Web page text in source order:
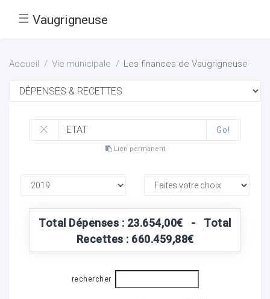
☰ Vaugrigneuse
Accueil Vie municipale Les finances de Vaugrigneuse
Go!
Lien permanent
Total Dépenses : 23.654,00€ - Total
Recettes : 660.459,88€
rechercher